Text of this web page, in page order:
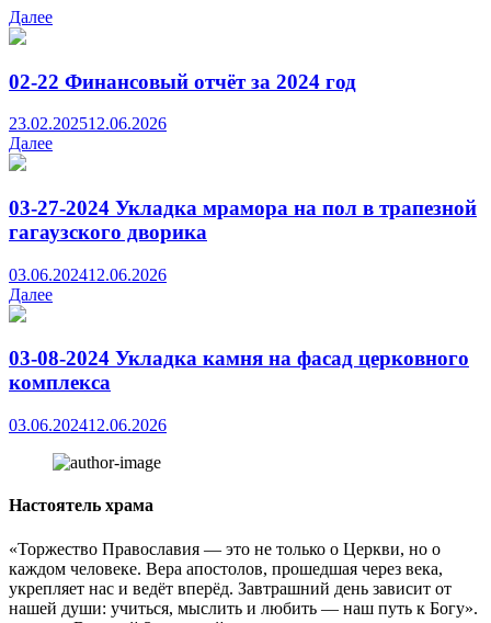
Далее
02-22 Финансовый отчёт за 2024 год
23.02.202512.06.2026
Далее
03-27-2024 Укладка мрамора на пол в трапезной
гагаузского дворика
03.06.202412.06.2026
Далее
03-08-2024 Укладка камня на фасад церковного
комплекса
03.06.202412.06.2026
Настоятель храма
«Торжество Православия — это не только о Церкви, но о
каждом человеке. Вера апостолов, прошедшая через века,
укрепляет нас и ведёт вперёд. Завтрашний день зависит от
нашей души: учиться, мыслить и любить — наш путь к Богу».